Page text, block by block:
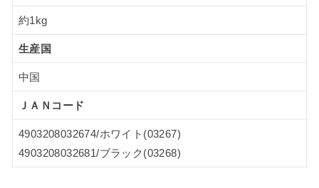
約1kg
生産国
中国
ＪＡＮコード
4903208032674/ホワイト(03267)
4903208032681/ブラック(03268)